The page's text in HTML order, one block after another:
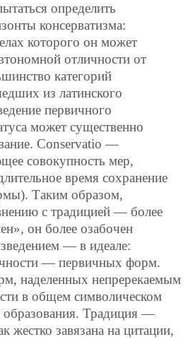
определить
консерватизма:
которого он может
отличности от
категорий
из латинского
первичного
может существенно
Conservatio —
совокупность мер,
время сохранение
Таким образом,
с традицией — более
он более озабочен
— в идеале:
— первичных форм.
наделенных непререкаемым
в общем символическом
образования. Традиция —
жестко завязана на цитации,